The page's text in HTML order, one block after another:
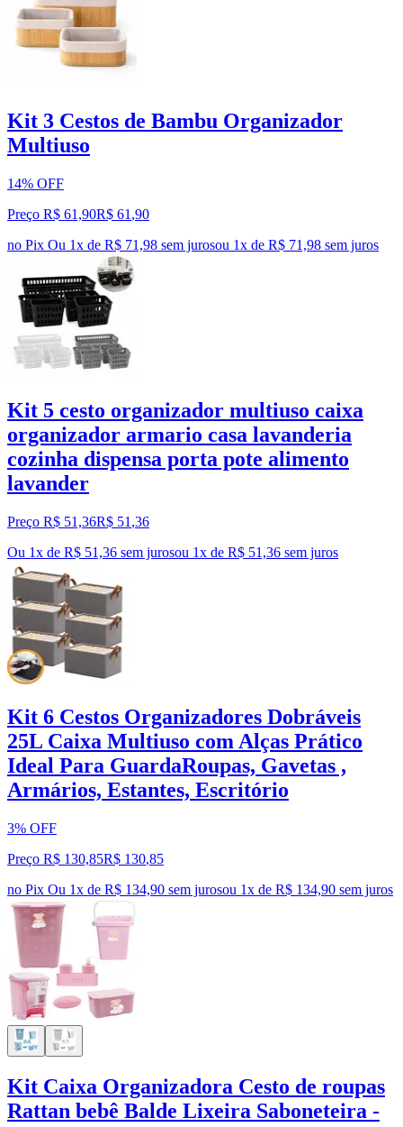
Kit 3 Cestos de Bambu Organizador
Multiuso
14% OFF
Preço R$ 61,90R$ 61 ,90
no Pix Ou 1x de R$ 71,98 sem jurosou 1x de R$ 71,98 sem juros
Kit 5 cesto organizador multiuso caixa
organizador armario casa lavanderia
cozinha dispensa porta pote alimento
lavander
Preço R$ 51,36R$ 51 ,36
Ou 1x de R$ 51,36 sem jurosou 1x de R$ 51,36 sem juros
Kit 6 Cestos Organizadores Dobráveis
25L Caixa Multiuso com Alças Prático
Ideal Para GuardaRoupas, Gavetas ,
Armários, Estantes, Escritório
3% OFF
Preço R$ 130,85R$ 130,85
no Pix Ou 1x de R$ 134,90 sem jurosou 1x de R$ 134,90 sem juros
Kit Caixa Organizadora Cesto de roupas
Rattan bebê Balde Lixeira Saboneteira -